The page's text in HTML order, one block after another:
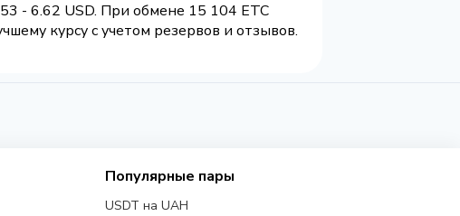
- 6.62 USD. При обмене 15 104 ETC
курсу с учетом резервов и отзывов.
Популярные пары
USDT на UAH